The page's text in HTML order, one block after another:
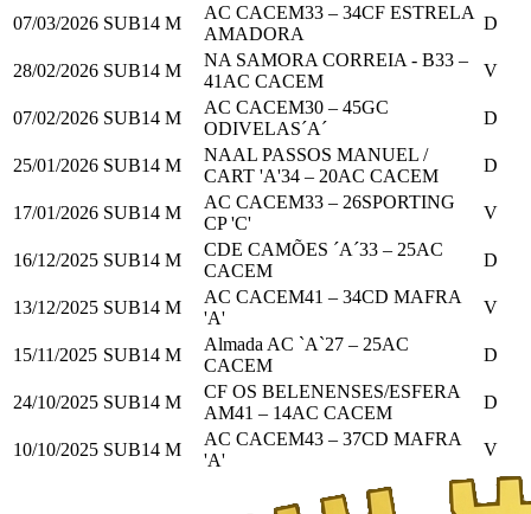
07/03/2026 SUB14 M
AC CACEM33 – 34CF ESTRELA
AMADORA
D
28/02/2026 SUB14 M
NA SAMORA CORREIA - B33 –
41 AC CACEM
V
07/02/2026 SUB14 M
AC CACEM30 – 45GC
ODIVELAS´A´
D
25/01/2026 SUB14 M
NAAL PASSOS MANUEL /
CART 'A'34 – 20AC CACEM
D
17/01/2026 SUB14 M
AC CACEM33 – 26SPORTING
CP 'C'
V
16/12/2025 SUB14 M
CDE CAMÕES ´A´33 – 25AC
CACEM
D
13/12/2025 SUB14 M
AC CACEM41 – 34CD MAFRA
'A'
V
15/11/2025 SUB14 M
Almada AC `A`27 – 25AC
CACEM
D
24/10/2025 SUB14 M
CF OS BELENENSES/ESFERA
AM41 – 14AC CACEM
D
10/10/2025 SUB14 M
AC CACEM43 – 37CD MAFRA
'A'
V